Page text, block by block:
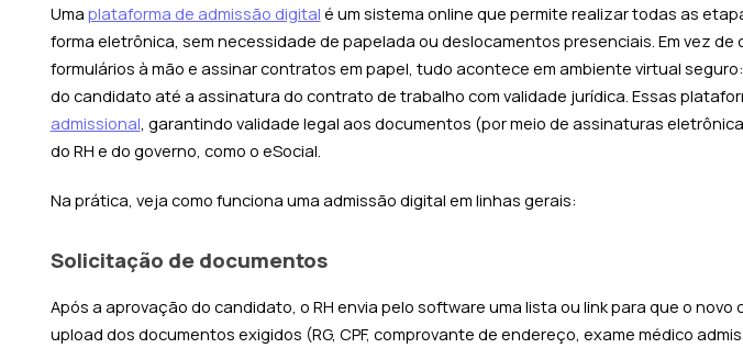
Uma plataforma de admissão digital é um sistema online que permite realizar todas as
forma eletrônica, sem necessidade de papelada ou deslocamentos presenciais. Em vez
formulários à mão e assinar contratos em papel, tudo acontece em ambiente virtual
do candidato até a assinatura do contrato de trabalho com validade jurídica. Essas
admissional , garantindo validade legal aos documentos (por meio de assinaturas
do RH e do governo, como o eSocial.
Na prática, veja como funciona uma admissão digital em linhas gerais:
Solicitação de documentos
Após a aprovação do candidato, o RH envia pelo software uma lista ou link para que o
upload dos documentos exigidos (RG, CPF, comprovante de endereço, exame médico